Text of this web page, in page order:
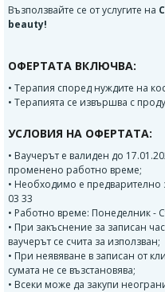
Възползвайте се от услугите на
beauty!
ОФЕРТАТА ВКЛЮЧВА:
• Терапия според нуждите на
• Терапията се извършва с
УСЛОВИЯ НА ОФЕРТАТА:
• Ваучерът е валиден до
променено работно време;
• Необходимо е предварително
03 33
• Работно време: Понеделник -
• При закъснение за записан
ваучерът се счита за използван;
• При неявяване в записан от
сумата не се възстановява;
• Всеки може да закупи